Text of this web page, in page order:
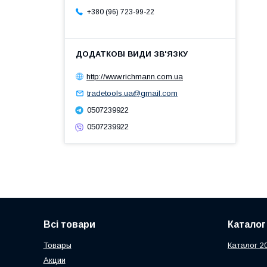
+380 (96) 723-99-22
http://www.richmann.com.ua
tradetools.ua@gmail.com
0507239922
0507239922
Всі товари
Товары
Акции
Каталог
Каталог